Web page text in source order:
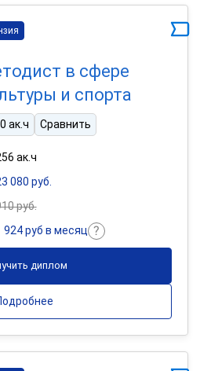
в сфере
и спорта
ак.ч Сравнить
ак.ч
080 руб.
руб.
924 руб в месяц
диплом